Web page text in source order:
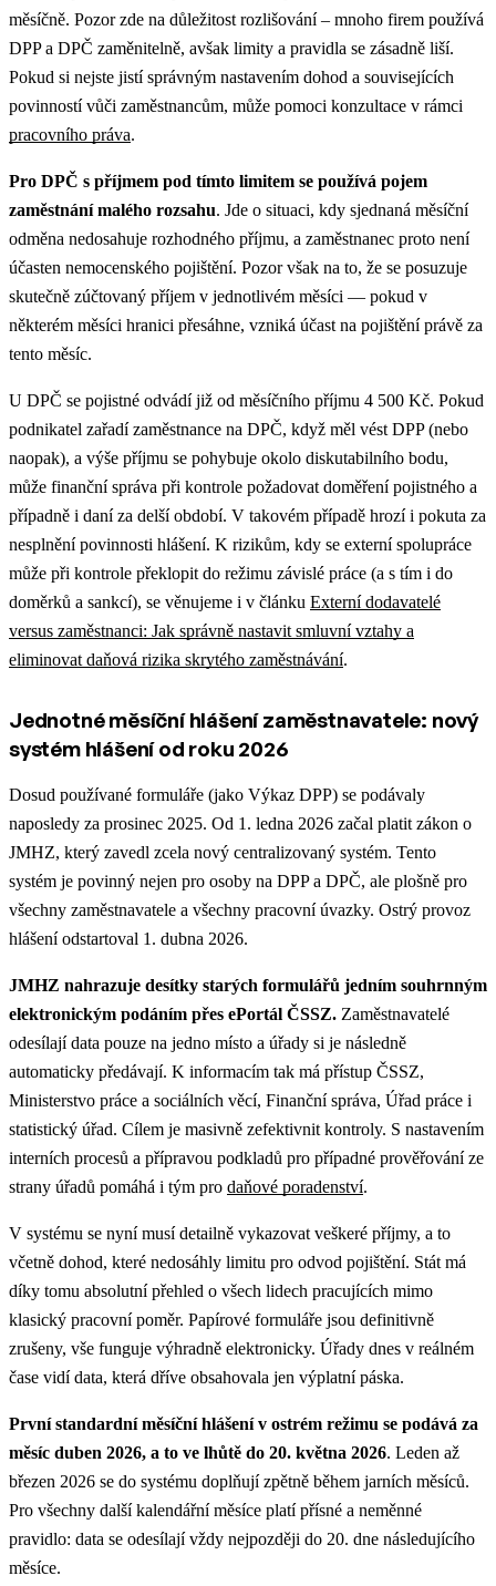
měsíčně. Pozor zde na důležitost rozlišování – mnoho firem používá
DPP a DPČ zaměnitelně, avšak limity a pravidla se zásadně liší.
Pokud si nejste jistí správným nastavením dohod a souvisejících
povinností vůči zaměstnancům, může pomoci konzultace v rámci
pracovního práva.
Pro DPČ s příjmem pod tímto limitem se používá pojem
zaměstnání malého rozsahu. Jde o situaci, kdy sjednaná měsíční
odměna nedosahuje rozhodného příjmu, a zaměstnanec proto není
účasten nemocenského pojištění. Pozor však na to, že se posuzuje
skutečně zúčtovaný příjem v jednotlivém měsíci — pokud v
některém měsíci hranici přesáhne, vzniká účast na pojištění právě za
tento měsíc.
U DPČ se pojistné odvádí již od měsíčního příjmu 4 500 Kč. Pokud
podnikatel zařadí zaměstnance na DPČ, když měl vést DPP (nebo
naopak), a výše příjmu se pohybuje okolo diskutabilního bodu,
může finanční správa při kontrole požadovat doměření pojistného a
případně i daní za delší období. V takovém případě hrozí i pokuta za
nesplnění povinnosti hlášení. K rizikům, kdy se externí spolupráce
může při kontrole překlopit do režimu závislé práce (a s tím i do
doměrků a sankcí), se věnujeme i v článku Externí dodavatelé
versus zaměstnanci: Jak správně nastavit smluvní vztahy a
eliminovat daňová rizika skrytého zaměstnávání.
Jednotné měsíční hlášení zaměstnavatele: nový
systém hlášení od roku 2026
Dosud používané formuláře (jako Výkaz DPP) se podávaly
naposledy za prosinec 2025. Od 1. ledna 2026 začal platit zákon o
JMHZ, který zavedl zcela nový centralizovaný systém. Tento
systém je povinný nejen pro osoby na DPP a DPČ, ale plošně pro
všechny zaměstnavatele a všechny pracovní úvazky. Ostrý provoz
hlášení odstartoval 1. dubna 2026.
JMHZ nahrazuje desítky starých formulářů jedním souhrnným
elektronickým podáním přes ePortál ČSSZ. Zaměstnavatelé
odesílají data pouze na jedno místo a úřady si je následně
automaticky předávají. K informacím tak má přístup ČSSZ,
Ministerstvo práce a sociálních věcí, Finanční správa, Úřad práce i
statistický úřad. Cílem je masivně zefektivnit kontroly. S nastavením
interních procesů a přípravou podkladů pro případné prověřování ze
strany úřadů pomáhá i tým pro daňové poradenství.
V systému se nyní musí detailně vykazovat veškeré příjmy, a to
včetně dohod, které nedosáhly limitu pro odvod pojištění. Stát má
díky tomu absolutní přehled o všech lidech pracujících mimo
klasický pracovní poměr. Papírové formuláře jsou definitivně
zrušeny, vše funguje výhradně elektronicky. Úřady dnes v reálném
čase vidí data, která dříve obsahovala jen výplatní páska.
První standardní měsíční hlášení v ostrém režimu se podává za
měsíc duben 2026, a to ve lhůtě do 20. května 2026. Leden až
březen 2026 se do systému doplňují zpětně během jarních měsíců.
Pro všechny další kalendářní měsíce platí přísné a neměnné
pravidlo: data se odesílají vždy nejpozději do 20. dne následujícího
měsíce.